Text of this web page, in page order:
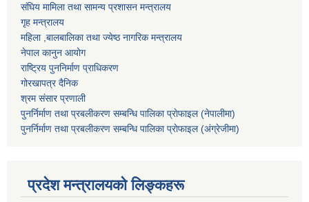
संघिय मामिला तथा सामन्य प्रशासन मन्त्रालय
गृह मन्त्रालय
महिला ,बालबालिका तथा ज्येष्ठ नागरिक मन्त्रालय
नेपाल कानुन आयोग
राष्ट्रिय पुननिर्माण प्राधिकरण
गोरखापत्र दैनिक
श्रम संसार प्रणाली
पुनर्निर्माण तथा प्रबलीकरण सम्बन्धि पालिका प्राेफाइल (नेपालीमा)
पुनर्निर्माण तथा प्रबलीकरण सम्बन्धि पालिका प्राेफाइल(अंग्रेजीमा)
प्रदेश मन्त्रालयको लिङ्कहरू